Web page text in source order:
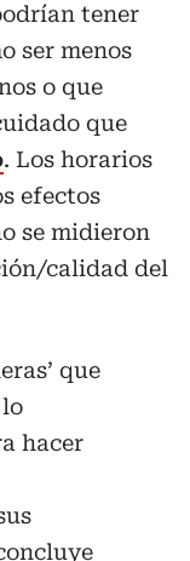
tener
ser menos
o que
que
. Los horarios
efectos
se midieron
calidad del
que
hacer